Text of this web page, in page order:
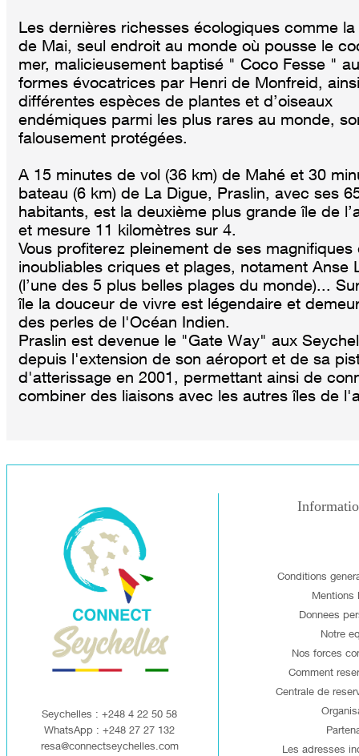
Les dernières richesses écologiques comme la
de Mai, seul endroit au monde où pousse le
mer, malicieusement baptisé " Coco Fesse "
formes évocatrices par Henri de Monfreid,
différentes espèces de plantes et d’oiseaux
endémiques parmi les plus rares au monde,
falousement protégées.
A 15 minutes de vol (36 km) de Mahé et 30
bateau (6 km) de La Digue, Praslin, avec ses
habitants, est la deuxième plus grande île de
et mesure 11 kilomètres sur 4.
Vous profiterez pleinement de ses magnifiques
inoubliables criques et plages, notament Anse
(l’une des 5 plus belles plages du monde)...
île la douceur de vivre est légendaire et
des perles de l'Océan Indien.
Praslin est devenue le "Gate Way" aux
depuis l'extension de son aéroport et de sa
d'atterissage en 2001, permettant ainsi de
combiner des liaisons avec les autres îles de
Seychelles : +248 4 22 50 58
WhatsApp : +248 27 27 132
resa@connectseychelles.com
Conditions
Mentions
Donnees
Notre
Nos forces
Comment
Centrale de
Les adresses